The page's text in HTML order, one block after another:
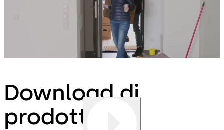
Download di
prodotti